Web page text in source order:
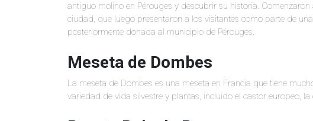
antiguo molino en Pérouges y descubrir su historia.
ciudad, que luego presentaron a los visitantes como parte de
posteriormente donada al municipio de Pérouges.
Meseta de Dombes
La meseta de Dombes es una meseta en Francia que tiene
variedad de vida silvestre y plantas, incluido el castor europeo,